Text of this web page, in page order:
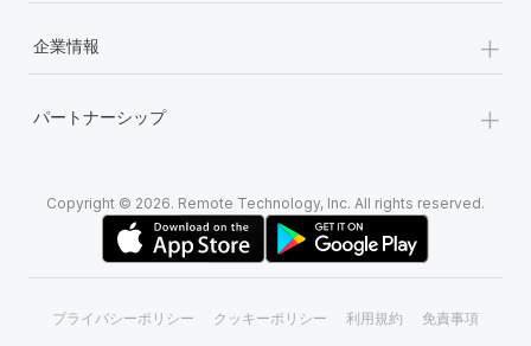
企業情報 +
パートナーシップ +
Copyright © 2026. Remote Technology, Inc. All rights reserved.
プライバシーポリシー クッキーポリシー 利用規約 免責事項